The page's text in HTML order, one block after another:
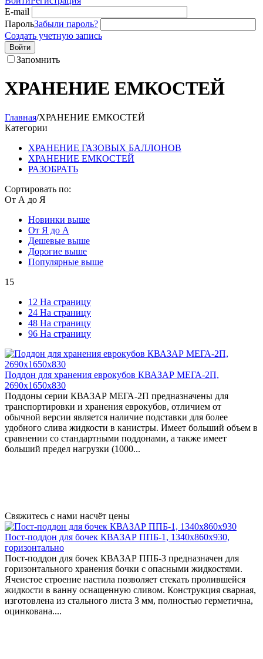
E-mail
ПарольЗабыли пароль?
Создать учетную запись
Войти
Запомнить
ХРАНЕНИЕ ЕМКОСТЕЙ
Главная/ХРАНЕНИЕ ЕМКОСТЕЙ
Категории
ХРАНЕНИЕ ГАЗОВЫХ БАЛЛОНОВ
ХРАНЕНИЕ ЕМКОСТЕЙ
РАЗОБРАТЬ
Сортировать по:
От А до Я
Новинки выше
От Я до А
Дешевые выше
Дорогие выше
Популярные выше
15
12 На страницу
24 На страницу
48 На страницу
96 На страницу
Поддон для хранения еврокубов КВАЗАР МЕГА-2П,
2690х1650х830
Поддоны серии КВАЗАР МЕГА-2П предназначены для
транспортировки и хранения еврокубов, отличием от
обычной версии является наличие подставки для более
удобного слива жидкости в канистры. Имеет больший объем в
сравнении со стандартными поддонами, а также имеет
больший предел нагрузки (1000...
Свяжитесь с нами насчёт цены
Пост-поддон для бочек КВАЗАР ППБ-1, 1340x860x930,
горизонтально
Пост-поддон для бочек КВАЗАР ППБ-3 предназначен для
горизонтального хранения бочки с опасными жидкостями.
Ячеистое строение настила позволяет стекать пролившейся
жидкости в ванну оснащенную сливом. Конструкция сварная,
изготовлена из стального листа 3 мм, полностью герметична,
оцинкована....